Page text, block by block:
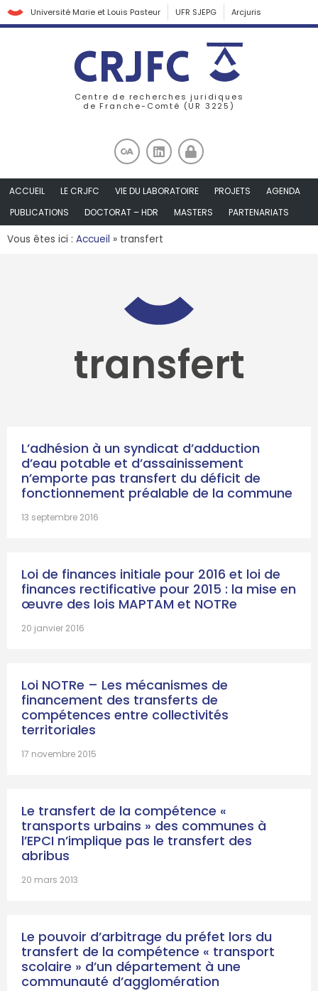
Université Marie et Louis Pasteur UFR SJEPG Arcjuris
Centre de recherches juridiques
de Franche-Comté (UR 3225)
ACCUEIL LE CRJFC VIE DU LABORATOIRE PROJETS
AGENDA
PUBLICATIONS
DOCTORAT – HDR MASTERS PARTENARIATS
Vous êtes ici : Accueil » transfert
transfert
L’adhésion à un syndicat d’adduction
d’eau potable et d’assainissement
n’emporte pas transfert du déficit de
fonctionnement préalable de la commune
13 septembre 2016
Loi de finances initiale pour 2016 et loi de
finances rectificative pour 2015 : la mise en
œuvre des lois MAPTAM et NOTRe
20 janvier 2016
Loi NOTRe – Les mécanismes de
financement des transferts de
compétences entre collectivités
territoriales
17 novembre 2015
Le transfert de la compétence «
transports urbains » des communes à
l’EPCI n’implique pas le transfert des
abribus
20 mars 2013
Le pouvoir d’arbitrage du préfet lors du
transfert de la compétence « transport
scolaire » d’un département à une
communauté d’agglomération